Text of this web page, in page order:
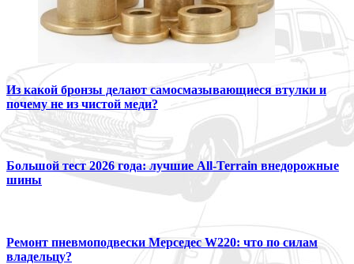
Из какой бронзы делают самосмазывающиеся втулки и
почему не из чистой меди?
Большой тест 2026 года: лучшие All-Terrain внедорожные
шины
Ремонт пневмоподвески Мерседес W220: что по силам
владельцу?